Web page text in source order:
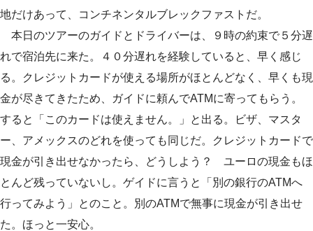
地だけあって、コンチネンタルブレックファストだ。
本日のツアーのガイドとドライバーは、９時の約束で５分遅
れで宿泊先に来た。４０分遅れを経験していると、早く感じ
る。クレジットカードが使える場所がほとんどなく、早くも現
金が尽きてきたため、ガイドに頼んでATMに寄ってもらう。
すると「このカードは使えません。」と出る。ビザ、マスタ
ー、アメックスのどれを使っても同じだ。クレジットカードで
現金が引き出せなかったら、どうしよう？ ユーロの現金もほ
とんど残っていないし。ゲイドに言うと「別の銀行のATMへ
行ってみよう」とのこと。別のATMで無事に現金が引き出せ
た。ほっと一安心。